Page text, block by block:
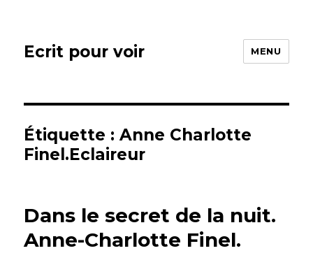
Ecrit pour voir MENU
Étiquette : Anne Charlotte
Finel.Eclaireur
Dans le secret de la nuit.
Anne-Charlotte Finel.